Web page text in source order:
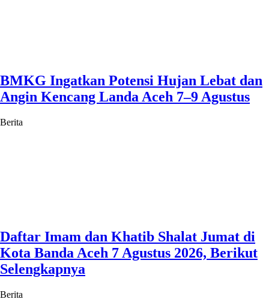
BMKG Ingatkan Potensi Hujan Lebat dan
Angin Kencang Landa Aceh 7–9 Agustus
Berita
Daftar Imam dan Khatib Shalat Jumat di
Kota Banda Aceh 7 Agustus 2026, Berikut
Selengkapnya
Berita